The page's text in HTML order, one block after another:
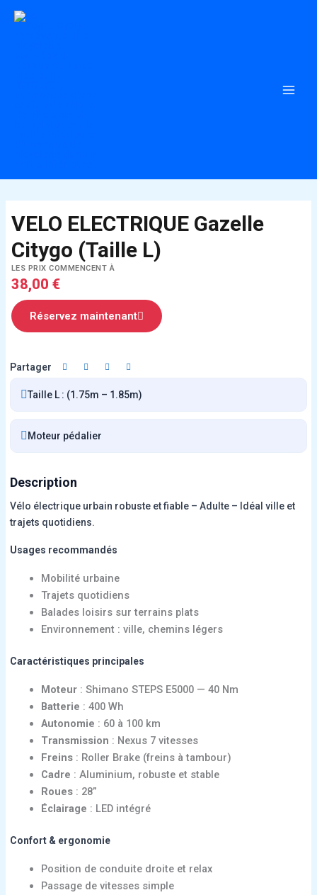
Aller
VELO ELECTRIQUE Gazelle
Citygo (Taille L)
LES PRIX COMMENCENT À
38,00 €
Réservez maintenant
Partager
Taille L : (1.75m – 1.85m)
Moteur pédalier
Description
Vélo électrique urbain robuste et fiable – Adulte – Idéal ville et
trajets quotidiens.
Usages recommandés
Mobilité urbaine
Trajets quotidiens
Balades loisirs sur terrains plats
Environnement : ville, chemins légers
Caractéristiques principales
Moteur: Shimano STEPS E5000 — 40 Nm
Batterie : 400 Wh
Autonomie : 60 à 100 km
Transmission : Nexus 7 vitesses
Freins: Roller Brake (freins à tambour)
Cadre : Aluminium, robuste et stable
Roues: 28”
Éclairage : LED intégré
Confort & ergonomie
Position de conduite droite et relax
Passage de vitesses simple